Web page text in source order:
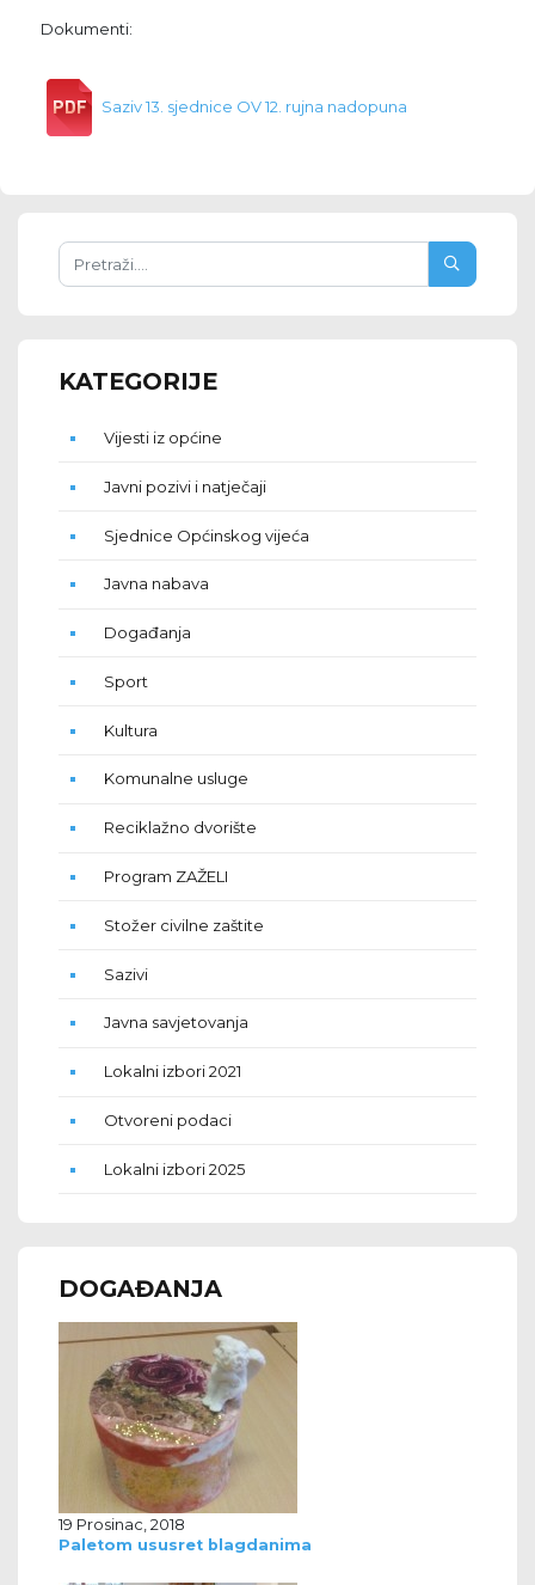
Dokumenti:
Saziv 13. sjednice OV 12. rujna nadopuna
KATEGORIJE
Vijesti iz općine
Javni pozivi i natječaji
Sjednice Općinskog vijeća
Javna nabava
Događanja
Sport
Kultura
Komunalne usluge
Reciklažno dvorište
Program ZAŽELI
Stožer civilne zaštite
Sazivi
Javna savjetovanja
Lokalni izbori 2021
Otvoreni podaci
Lokalni izbori 2025
DOGAĐANJA
19 Prosinac, 2018
Paletom ususret blagdanima